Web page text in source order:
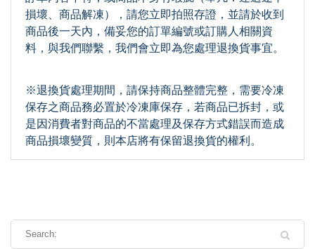
損壞、商品解凍），請您立即拍照存證，並請於收到
商品後一天內，備妥您的訂單編號或訂購人相關資
料，與我們聯繫，我們會立即為您處理退換貨事宜。
※退換貨處理期間，請保持商品整體完整，需要冷凍
保存之商品務必置於冷凍庫保存，若商品已拆封，或
是因消費者對商品的不當處理及保存方式錯誤而造成
商品損壞變質，則本店將有保留退換貨的權利。